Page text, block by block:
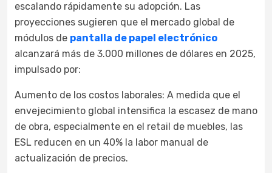
escalando rápidamente su adopción. Las
proyecciones sugieren que el mercado global de
módulos de pantalla de papel electrónico
alcanzará más de 3.000 millones de dólares en 2025,
impulsado por:
Aumento de los costos laborales: A medida que el
envejecimiento global intensifica la escasez de mano
de obra, especialmente en el retail de muebles, las
ESL reducen en un 40% la labor manual de
actualización de precios.